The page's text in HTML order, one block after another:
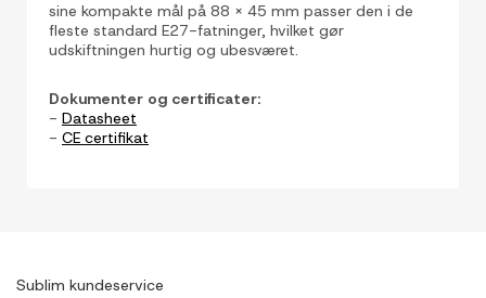
sine kompakte mål på 88 x 45 mm passer den i de
fleste standard E27-fatninger, hvilket gør
udskiftningen hurtig og ubesværet.
Dokumenter og certificater:
- Datasheet
- CE certifikat
Sublim kundeservice